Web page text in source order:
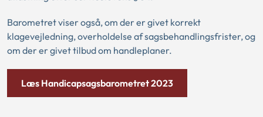
Barometret viser også, om der er givet korrekt
klagevejledning, overholdelse af sagsbehandlingsfrister, og
om der er givet tilbud om handleplaner.
Læs Handicapsagsbarometret 2023